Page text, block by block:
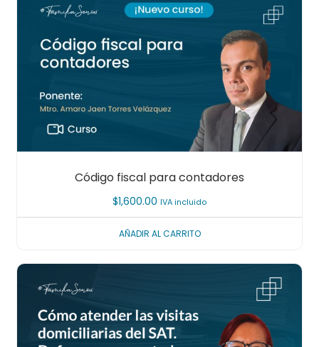
Código fiscal para contadores
$1,600.00 IVA incluido
AÑADIR AL CARRITO